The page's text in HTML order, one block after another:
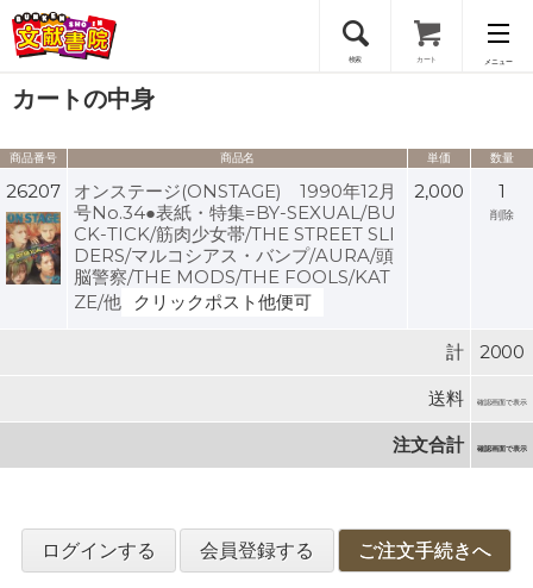
検索 カート メニュー
会員登録
ログイン
カートの中身
商品番号 商品名 単価 数量
26207
オンステージ(ONSTAGE) 1990年12月
号No.34●表紙・特集=BY-SEXUAL/BU
CK-TICK/筋肉少女帯/THE STREET SLI
DERS/マルコシアス・バンプ/AURA/頭
脳警察/THE MODS/THE FOOLS/KAT
ZE/他
クリックポスト他便可
2,000 1
削除
計 2000
送料 確認画面で表示
注文合計 確認画面で表示
ログインする 会員登録する ご注文手続きへ